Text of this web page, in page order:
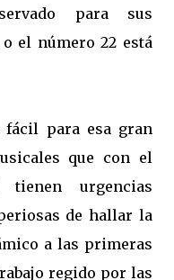
para sus
el número 22 está
para esa gran
que con el
urgencias
de hallar la
a las primeras
regido por las